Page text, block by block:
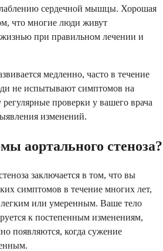
сердечной мышцы. Хорошая
что многие люди живут
при правильном лечении и
медленно, часто в течение
не испытывают симптомов на
проверки у вашего врача
изменений.
аортального стеноза?
заключается в том, что вы
симптомов в течение многих лет,
легким или умеренным. Ваше тело
к постепенным изменениям,
появляются, когда сужение